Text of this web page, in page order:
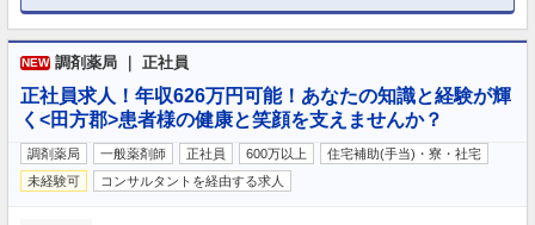
NEW 調剤薬局 ｜ 正社員
正社員求人！年収626万円可能！あなたの知識と経験が輝
く<田方郡>患者様の健康と笑顔を支えませんか？
調剤薬局 一般薬剤師 正社員 600万以上
住宅補助(手当)・寮・社宅
未経験可
コンサルタントを経由する求人